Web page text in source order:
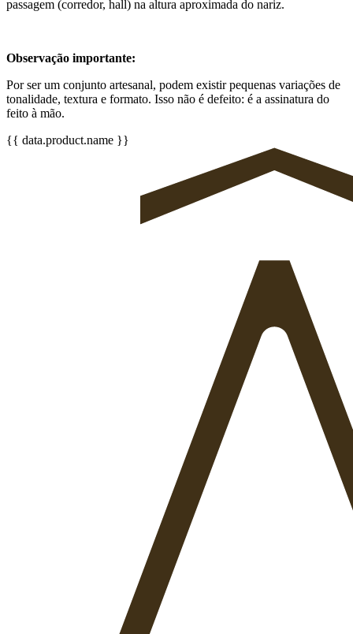
passagem (corredor, hall) na altura aproximada do nariz.
Observação importante:
Por ser um conjunto artesanal, podem existir pequenas variações de
tonalidade, textura e formato. Isso não é defeito: é a assinatura do
feito à mão.
{{ data.product.name }}